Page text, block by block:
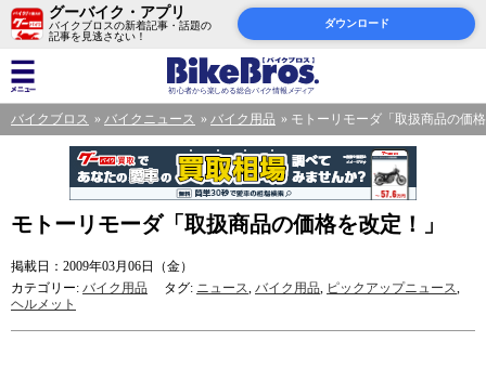
グーバイク・アプリ
バイクブロスの新着記事・話題の
記事を見逃さない！
ダウンロード
バイクブロス バイクニュース バイク用品 モトーリモーダ「取扱商品の価
モトーリモーダ「取扱商品の価格を改定！」
掲載日：2009年03月06日（金）
カテゴリー: バイク用品 タグ: ニュース, バイク用品, ピックアップニュース,
ヘルメット